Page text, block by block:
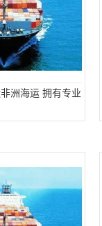
洲海运 拥有专业